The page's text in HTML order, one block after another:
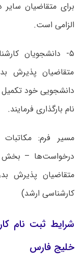
برای متقاضیان
الزامی است.
۵- دانشجویان
متقاضیان پذیرش
دانشجویی خود
نام بارگذاری فرمایند.
مسیر فرم:
درخواست‌ها – بخش
متقاضیان پذیرش
کارشناسی ارشد)
شرایط ثبت نام
خلیج فارس